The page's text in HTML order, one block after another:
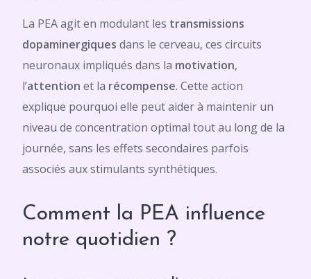
La PEA agit en modulant les transmissions
dopaminergiques dans le cerveau, ces circuits
neuronaux impliqués dans la motivation,
l’attention et la récompense. Cette action
explique pourquoi elle peut aider à maintenir un
niveau de concentration optimal tout au long de la
journée, sans les effets secondaires parfois
associés aux stimulants synthétiques.
Comment la PEA influence
notre quotidien ?